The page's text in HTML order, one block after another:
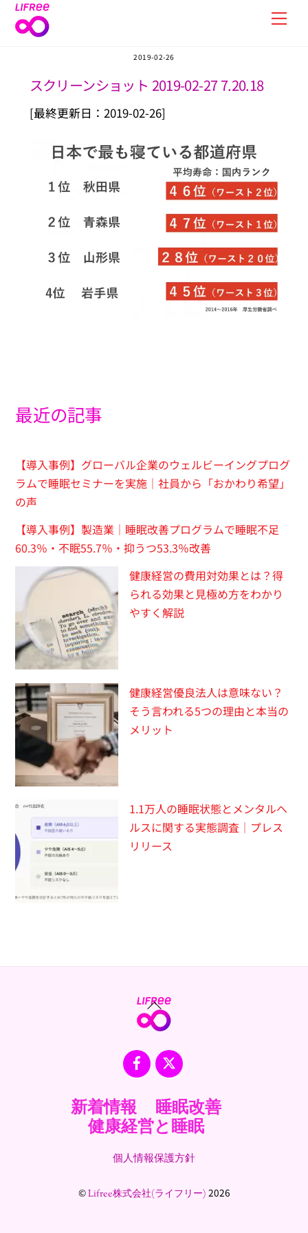
Skip
2019-02-26
スクリーンショット 2019-02-27 7.20.18
[最終更新日：2019-02-26]
最近の記事
【導入事例】グローバル企業のウェルビーイングプログ
ラムで睡眠セミナーを実施｜社員から「おかわり希望」
の声
【導入事例】製造業｜睡眠改善プログラムで睡眠不足
60.3％・不眠55.7％・抑うつ53.3％改善
健康経営の費用対効果とは？得
られる効果と見極め方をわかり
やすく解説
健康経営優良法人は意味ない？
そう言われる5つの理由と本当の
メリット
1.1万人の睡眠状態とメンタルヘ
ルスに関する実態調査｜プレス
リリース
Back
To
Facebook
X
新着情報
睡眠改善
健康経営と睡眠
個人情報保護方針
©Lifree株式会社(ライフリー) 2026